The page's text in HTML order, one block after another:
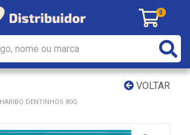
0
VOLTAR
DENTINHOS 80G